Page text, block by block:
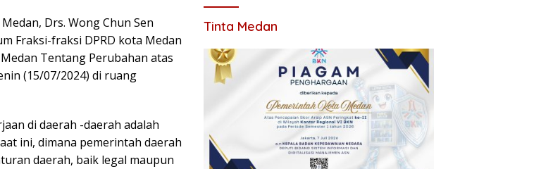
Drs. Wong Chun Sen
Fraksi-fraksi DPRD kota Medan
Tentang Perubahan atas
(15/07/2024) di ruang
di daerah -daerah adalah
ini, dimana pemerintah daerah
daerah, baik legal maupun
Tinta Medan